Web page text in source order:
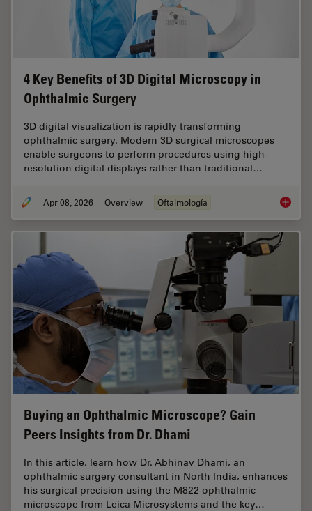
4 Key Benefits of 3D Digital Microscopy in
Ophthalmic Surgery
3D digital visualization is rapidly transforming
ophthalmic surgery. Modern 3D surgical microscopes
enable surgeons to perform procedures using high-
resolution digital displays rather than traditional…
Apr 08, 2026 Overview Oftalmología 4 Key
Buying an Ophthalmic Microscope? Gain
Peers Insights from Dr. Dhami
In this article, learn how Dr. Abhinav Dhami, an
ophthalmic surgery consultant in North India, enhances
his surgical precision using the M822 ophthalmic
microscope from Leica Microsystems and the key…